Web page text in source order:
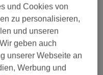
ab 5 €
und Cookies von
zu personalisieren,
und unseren
geben auch
unserer Webseite an
Werbung und